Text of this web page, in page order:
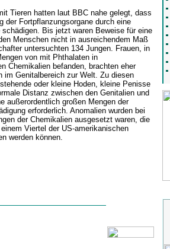
Tieren hatten laut BBC nahe gelegt, dass
der Fortpflanzungsorgane durch eine
schädigen. Bis jetzt waren Beweise für eine
Menschen nicht in ausreichendem Maß
untersuchten 134 Jungen. Frauen, in
von mit Phthalaten in
Chemikalien befanden, brachten eher
im Genitalbereich zur Welt. Zu diesen
oder kleine Hoden, kleine Penisse
Distanz zwischen den Genitalien und
außerordentlich großen Mengen der
erforderlich. Anomalien wurden bei
der Chemikalien ausgesetzt waren, die
Viertel der US-amerikanischen
werden können.